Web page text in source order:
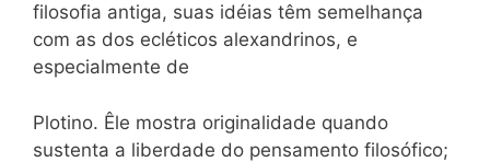
filosofia antiga, suas idéias têm semelhança
com as dos ecléticos alexandrinos, e
especialmente de
Plotino. Êle mostra originalidade quando
sustenta a liberdade do pensamento filosófico;